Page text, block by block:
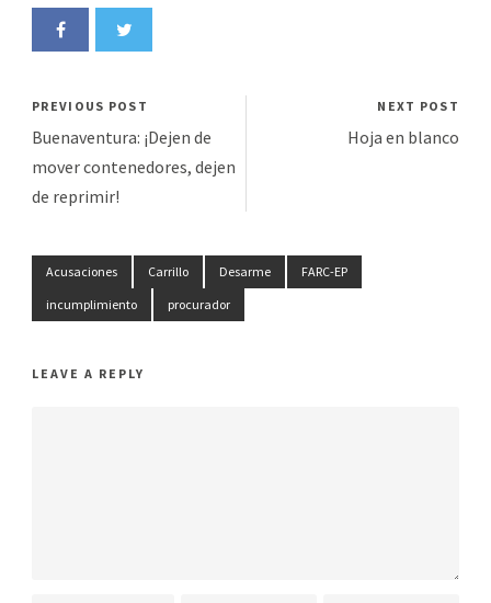
PREVIOUS POST
Buenaventura: ¡Dejen de
mover contenedores, dejen
de reprimir!
NEXT POST
Hoja en blanco
Acusaciones Carrillo Desarme
FARC-EP
incumplimiento
procurador
LEAVE A REPLY